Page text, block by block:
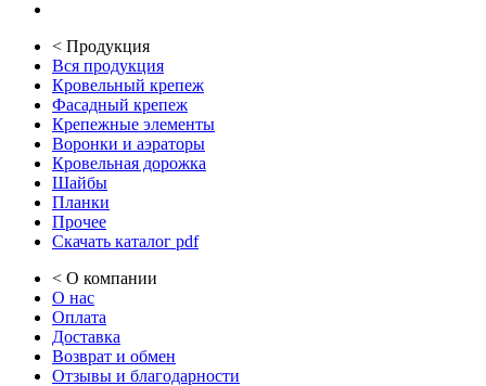
< Продукция
Вся продукция
Кровельный крепеж
Фасадный крепеж
Крепежные элементы
Воронки и аэраторы
Кровельная дорожка
Шайбы
Планки
Прочее
Скачать каталог pdf
< О компании
О нас
Оплата
Доставка
Возврат и обмен
Отзывы и благодарности